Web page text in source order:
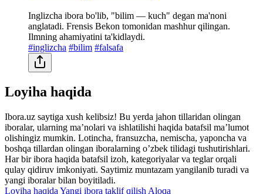
Inglizcha ibora bo'lib, "bilim — kuch" degan ma'noni
anglatadi. Frensis Bekon tomonidan mashhur qilingan.
Ilmning ahamiyatini ta'kidlaydi.
#inglizcha #bilim #falsafa
Loyiha haqida
Ibora.uz saytiga xush kelibsiz! Bu yerda jahon tillaridan olingan
iboralar, ularning maʼnolari va ishlatilishi haqida batafsil maʼlumot
olishingiz mumkin. Lotincha, fransuzcha, nemischa, yaponcha va
boshqa tillardan olingan iboralarning oʼzbek tilidagi tushutirishlari.
Har bir ibora haqida batafsil izoh, kategoriyalar va teglar orqali
qulay qidiruv imkoniyati. Saytimiz muntazam yangilanib turadi va
yangi iboralar bilan boyitiladi.
Loyiha haqida Yangi ibora taklif qilish Aloqa